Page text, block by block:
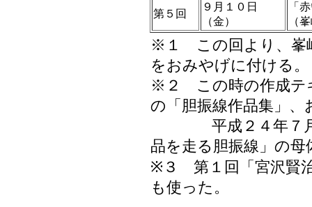
第５回
９月１０日
（金）
「
（
※１ この回より、峯
をおみやげに付ける。
※２ この時の作成テ
の「胆振線作品集」、
平成２４年７月２
品を走る胆振線」の母
※３ 第１回「宮沢賢
も使った。